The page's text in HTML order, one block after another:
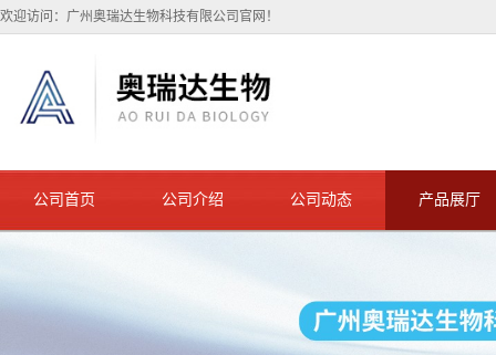
欢迎访问：广州奥瑞达生物科技有限公司官网！
公司首页 公司介绍 公司动态 产品展厅